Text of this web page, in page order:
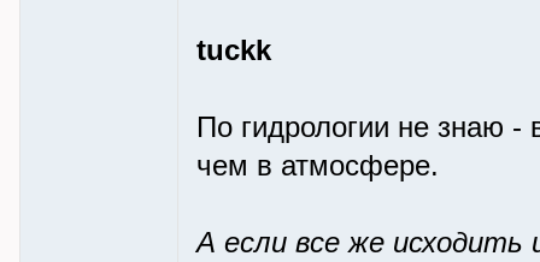
tuckk
По гидрологии не знаю
чем в атмосфере.
А если все же исходить